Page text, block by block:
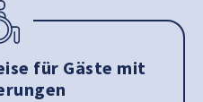
für Gäste mit